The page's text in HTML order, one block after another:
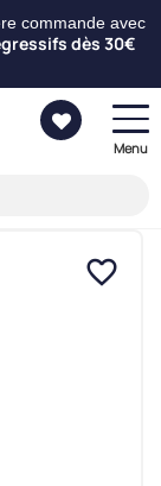
commande avec
dès 30€
Menu
favorite_border